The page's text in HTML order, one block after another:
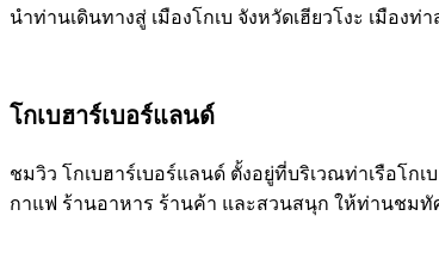
นำท่านเดินทางสู่ เมืองโกเบ จังหวัดเฮียวโงะ เมื
โกเบฮาร์เบอร์แลนด์
ชมวิว โกเบฮาร์เบอร์แลนด์ ตั้งอยู่ที่บริเวณท่าเรือโก
กาแฟ ร้านอาหาร ร้านค้า และสวนสนุก ให้ท่านชมทั